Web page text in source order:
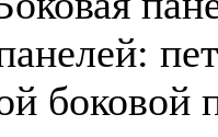
боковой